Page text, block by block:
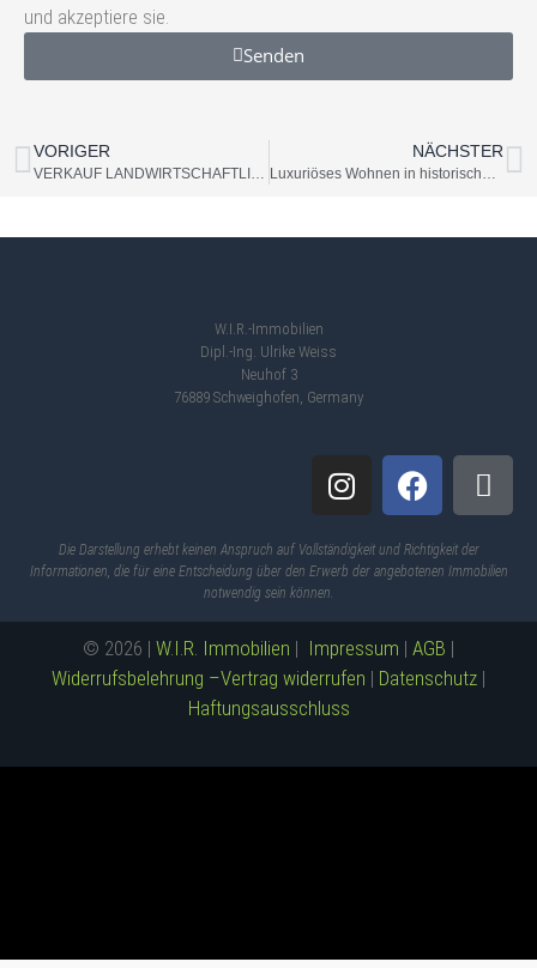
und akzeptiere sie.
Senden
t
n
VORIGER NÄCHSTER
W.I.R.-Immobilien
Dipl.-Ing. Ulrike Weiss
Neuhof 3
76889 Schweighofen, Germany
Die Darstellung erhebt keinen Anspruch auf Vollständigkeit und Richtigkeit der
Informationen, die für eine Entscheidung über den Erwerb der angebotenen Immobilien
notwendig sein können.
© 2026 | W.I.R. Immobilien | Impressum | AGB |
Widerrufsbelehrung –Vertrag widerrufen | Datenschutz |
Haftungsausschluss